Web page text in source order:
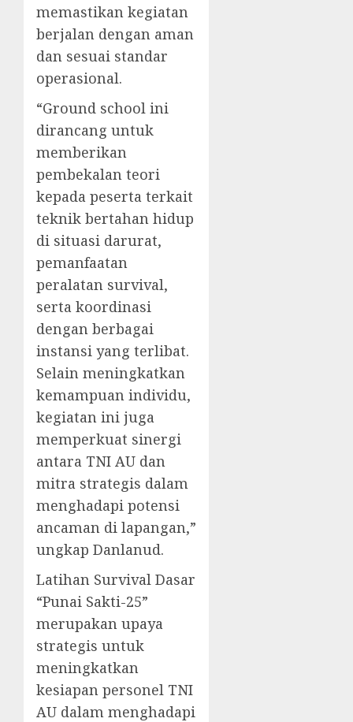
memastikan kegiatan
berjalan dengan aman
dan sesuai standar
operasional.
“Ground school ini
dirancang untuk
memberikan
pembekalan teori
kepada peserta terkait
teknik bertahan hidup
di situasi darurat,
pemanfaatan
peralatan survival,
serta koordinasi
dengan berbagai
instansi yang terlibat.
Selain meningkatkan
kemampuan individu,
kegiatan ini juga
memperkuat sinergi
antara TNI AU dan
mitra strategis dalam
menghadapi potensi
ancaman di lapangan,”
ungkap Danlanud.
Latihan Survival Dasar
“Punai Sakti-25”
merupakan upaya
strategis untuk
meningkatkan
kesiapan personel TNI
AU dalam menghadapi